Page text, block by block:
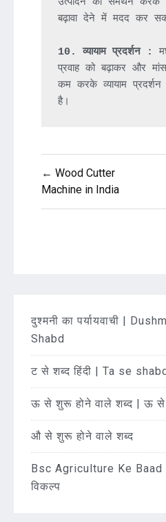
उत्पादन का समर्थन करके
बढ़ावा देने में मदद कर
10. व्यायाम प्रदर्शन :
प्रवाह को बढ़ाकर और
कम करके व्यायाम
Post
navigation
← Wood Cutter
Machine in India
दुश्मनी का पर्यायवाची |
Shabd
ट से शब्द हिंदी | Ta se
ऊ से शुरू होने वाले शब्द | ऊ से
औ से शुरू होने वाले शब्द
Bsc Agriculture Ke Baad
विकल्प